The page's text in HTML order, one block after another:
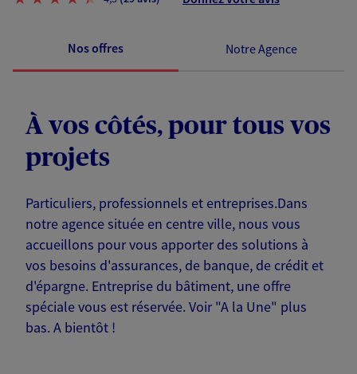
Nos offres Notre Agence
À vos côtés, pour tous vos
projets
Particuliers, professionnels et entreprises.Dans
notre agence située en centre ville, nous vous
accueillons pour vous apporter des solutions à
vos besoins d'assurances, de banque, de crédit et
d'épargne. Entreprise du bâtiment, une offre
spéciale vous est réservée. Voir "A la Une" plus
bas. A bientôt !